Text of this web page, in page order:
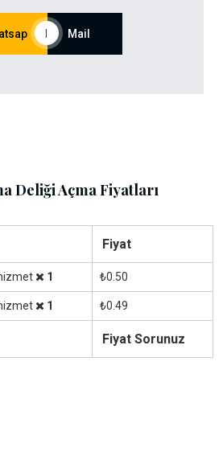
| Mail
Deliği Açma Fiyatları
Fiyat
1 ₺0.50
1 ₺0.49
Fiyat Sorunuz